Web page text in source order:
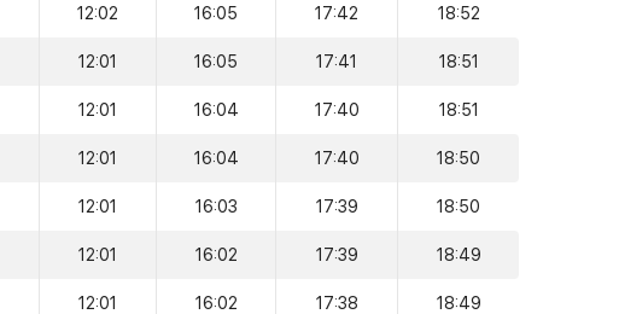
12:02 16:05 17:42 18:52
12:01 16:05 17:41 18:51
12:01 16:04 17:40 18:51
12:01 16:04 17:40 18:50
12:01 16:03 17:39 18:50
12:01 16:02 17:39 18:49
12:01 16:02 17:38 18:49